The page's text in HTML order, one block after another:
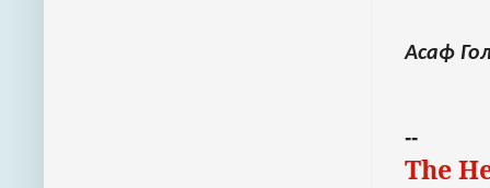
Асаф
--
The